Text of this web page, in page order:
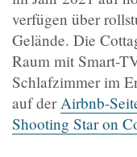
verfügen über
Gelände. Die
Raum mit Smart-
Schlafzimmer im
auf der Airbnb-
Shooting Star on